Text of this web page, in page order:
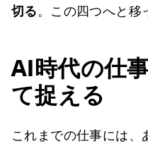
切る。この四つへと移
AI時代の仕
て捉える
これまでの仕事には、